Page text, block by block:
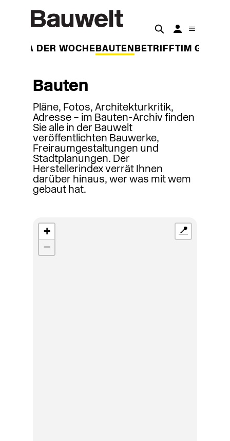
THEMA DER WOCHE BAUTEN BETRIFFT IM
Bauten
Pläne, Fotos, Architekturkritik,
Adresse – im Bauten-Archiv finden
Sie alle in der Bauwelt
veröffentlichten Bauwerke,
Freiraumgestaltungen und
Stadtplanungen. Der
Herstellerindex verrät Ihnen
darüber hinaus, wer was mit wem
gebaut hat.
+
−
📍